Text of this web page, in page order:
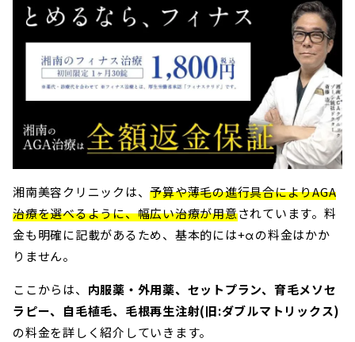
湘南美容クリニックは、予算や薄毛の進行具合によりAGA
治療を選べるように、幅広い治療が用意されています。料
金も明確に記載があるため、基本的には+αの料金はかか
りません。
ここからは、 内服薬・外用薬、セットプラン、育毛メソセ
ラピー、自毛植毛、毛根再生注射(旧:ダブルマトリックス)
の料金を詳しく紹介していきます。